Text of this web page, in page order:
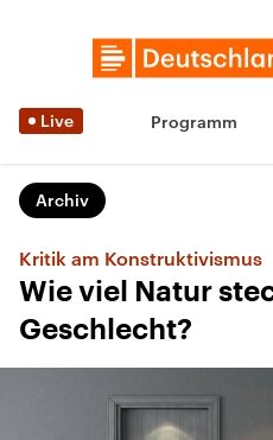
Live Programm
Archiv
Kritik am Konstruktivismus
Wie viel Natur
Geschlecht?